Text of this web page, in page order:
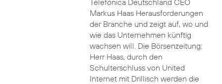
Telefónica Deutschland CEO
Markus Haas Herausforderungen
der Branche und zeigt auf, wo und
wie das Unternehmen künftig
wachsen will. Die Börsenzeitung:
Herr Haas, durch den
Schulterschluss von United
Internet mit Drillisch werden die